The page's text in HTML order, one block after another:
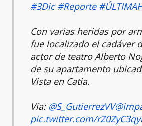
#3Dic #Reporte
Con varias heridas por
fue localizado el cadáver
actor de teatro Alberto
de su apartamento
Vista en Catia.
Vía: @S_GutierrezVV
pic.twitter.com/